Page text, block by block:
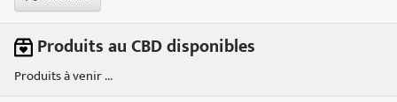
Produits au CBD disponibles
Produits à venir ...